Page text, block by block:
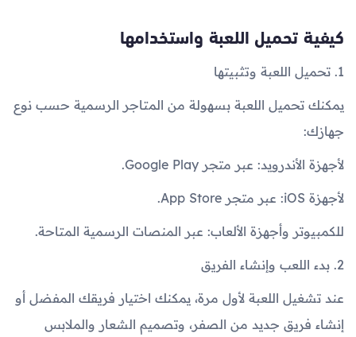
كيفية تحميل اللعبة واستخدامها
1. تحميل اللعبة وتثبيتها
يمكنك تحميل اللعبة بسهولة من المتاجر الرسمية حسب نوع
جهازك:
لأجهزة الأندرويد: عبر متجر Google Play.
لأجهزة iOS: عبر متجر App Store.
للكمبيوتر وأجهزة الألعاب: عبر المنصات الرسمية المتاحة.
2. بدء اللعب وإنشاء الفريق
عند تشغيل اللعبة لأول مرة، يمكنك اختيار فريقك المفضل أو
إنشاء فريق جديد من الصفر، وتصميم الشعار والملابس